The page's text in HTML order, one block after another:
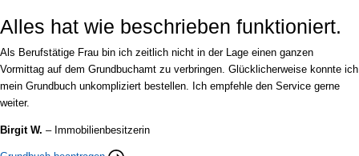
Alles hat wie beschrieben funktioniert.
Als Berufstätige Frau bin ich zeitlich nicht in der Lage einen ganzen
Vormittag auf dem Grundbuchamt zu verbringen. Glücklicherweise konnte ich
mein Grundbuch unkompliziert bestellen. Ich empfehle den Service gerne
weiter.
Birgit W. – Immobilienbesitzerin